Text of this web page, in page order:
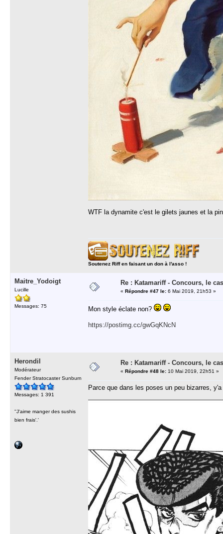
WTF la dynamite c'est le gilets jaunes et la
Soutenez Riff en faisant un don à l'asso !
Maitre_Yodoigt
Lucille
Messages: 75
Re : Katamariff - Concours, le
« Répondre #47 le: 6 Mai 2019, 21h53 »
Mon style éclate non?
https://postimg.cc/gwGqKNcN
Herondil
Modérateur
Fender Stratocaster Sunburn
Messages: 1 391
''J'aime manger des sushis
bien frais'.'
Re : Katamariff - Concours, le
« Répondre #48 le: 10 Mai 2019, 22h51 »
Parce que dans les poses un peu bizarres,